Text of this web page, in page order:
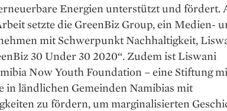
Energien unterstützt und fördert.
setzte die GreenBiz Group, ein Medien-
mit Schwerpunkt Nachhaltigkeit,
30 Under 30 2020“. Zudem ist Liswani
Now Youth Foundation – eine Stiftung
in ländlichen Gemeinden Namibias mit
zu fördern, um marginalisierten